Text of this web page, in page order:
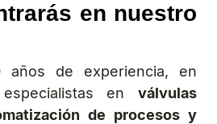
en nuestro
de experiencia, en
en válvulas
de procesos y